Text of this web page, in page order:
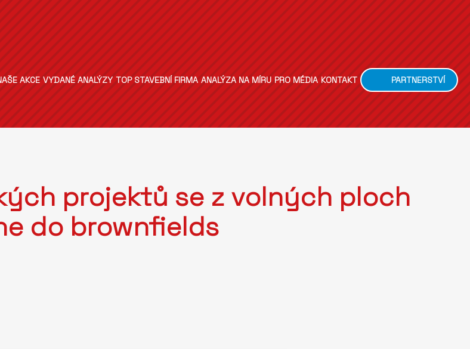
AKCE VYDANÉ ANALÝZY TOP STAVEBNÍ FIRMA ANALÝZA NA MÍRU PRO MÉDIA KONTAKT PARTNERSTVÍ
projektů se z volných ploch
do brownfields